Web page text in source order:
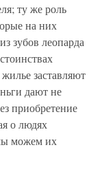
ту же роль
на них
зубов леопарда
заставляют
дают не
приобретение
о людях
можем их